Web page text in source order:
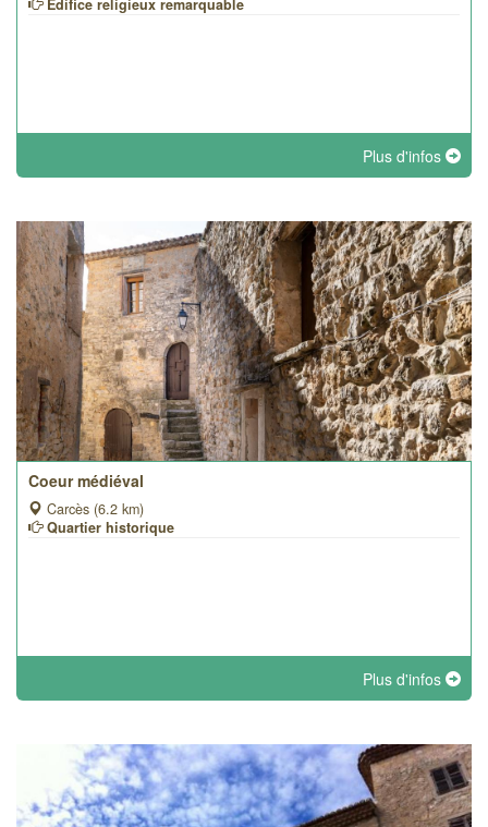
Edifice religieux remarquable
Plus d'infos
Coeur médiéval
Carcès (6.2 km)
Quartier historique
Plus d'infos